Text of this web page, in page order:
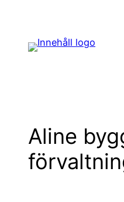
innehåll
Aline